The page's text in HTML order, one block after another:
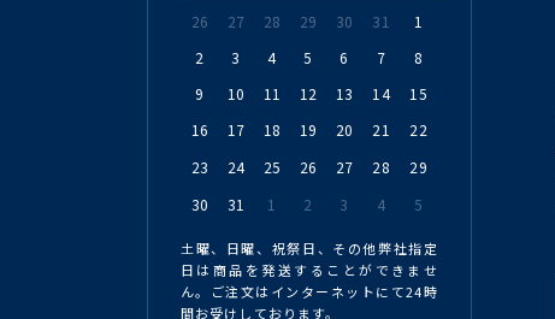
26 27 28 29 30 31
1
2
3 4 5 6 7
8
9
10 11 12 13 14
15
16
17 18 19 20 21
22
23
24 25 26 27 28
29
30
31 1 2 3 4 5
土曜、日曜、祝祭日、その他弊社指定
日は商品を発送することができませ
ん。ご注文はインターネットにて24時
間お受けしております。